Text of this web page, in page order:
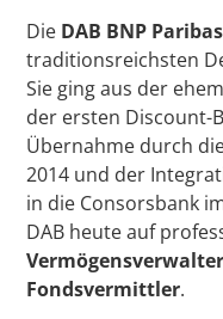
Die DAB BNP Paribas
traditionsreichsten
Sie ging aus der
der ersten Discount-
Übernahme durch
2014 und der
in die Consorsbank
DAB heute auf
Fondsvermittler.